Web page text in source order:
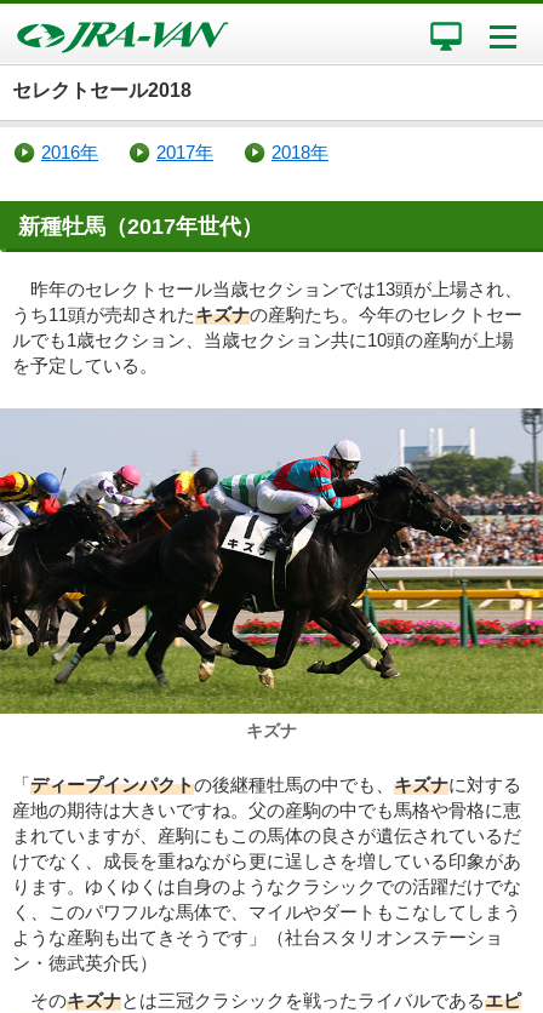
セレクトセール2018
2016年 2017年 2018年
新種牡馬（2017年世代）
昨年のセレクトセール当歳セクションでは13頭が上場され、
うち11頭が売却されたキズナの産駒たち。今年のセレクトセー
ルでも1歳セクション、当歳セクション共に10頭の産駒が上場
を予定している。
キズナ
「ディープインパクトの後継種牡馬の中でも、 キズナに対する
産地の期待は大きいですね。父の産駒の中でも馬格や骨格に恵
まれていますが、産駒にもこの馬体の良さが遺伝されているだ
けでなく、成長を重ねながら更に逞しさを増している印象があ
ります。ゆくゆくは自身のようなクラシックでの活躍だけでな
く、このパワフルな馬体で、マイルやダートもこなしてしまう
ような産駒も出てきそうです」（社台スタリオンステーショ
ン・徳武英介氏）
そのキズナとは三冠クラシックを戦ったライバルであるエピ